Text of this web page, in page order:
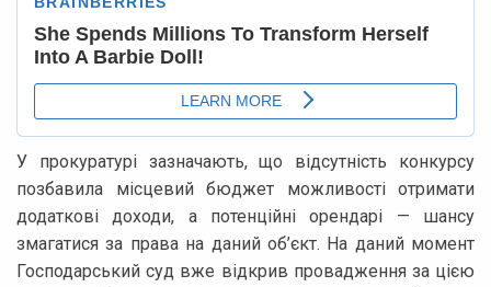
У прокуратурі зазначають, що відсутність конкурсу
позбавила місцевий бюджет можливості отримати
додаткові доходи, а потенційні орендарі — шансу
змагатися за права на даний об’єкт. На даний момент
Господарський суд вже відкрив провадження за цією